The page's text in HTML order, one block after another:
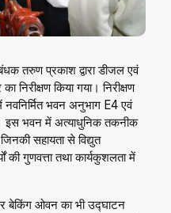
तरुण प्रकाश द्वारा डीजल एवं
निरीक्षण किया गया। निरीक्षण
भवन अनुभाग E4 एवं
इस भवन में अत्याधुनिक तकनीक
सहायता से विद्युत
की गुणवत्ता तथा कार्यकुशलता में
बेकिंग ओवन का भी उद्घाटन